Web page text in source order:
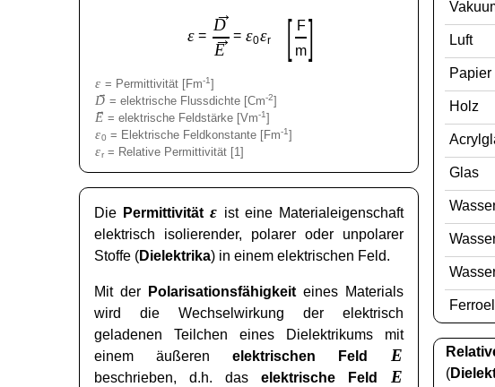
ε =
D
→
E
→ = ε0εr [ F
m]
ε = Permittivität [Fm-1]
D
→
= elektrische Flussdichte [Cm-2]
E
→
= elektrische Feldstärke [Vm-1]
ε0 = Elektrische Feldkonstante [Fm-1]
εr = Relative Permittivität [1]
Die Permittivität ε ist eine Materialeigenschaft
elektrisch isolierender, polarer oder unpolarer
Stoffe (Dielektrika) in einem elektrischen Feld.
Mit der Polarisationsfähigkeiteines Materials
wird die Wechselwirkung der elektrisch
geladenen Teilchen eines Dielektrikums mit
einem äußeren elektrischen Feld E
beschrieben, d.h. das elektrische Feld E
Luft
Papier
Holz
Glas
(